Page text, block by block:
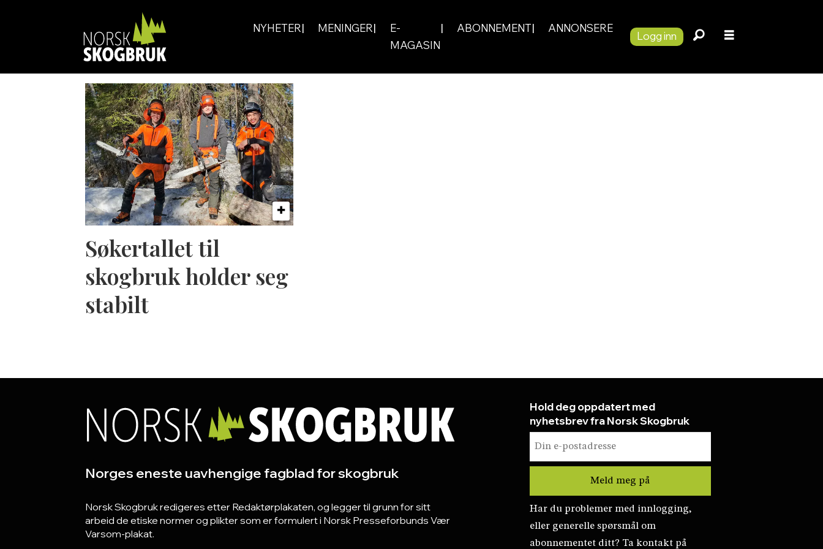
NYHETER MENINGER
E-
MAGASIN
ABONNEMENT ANNONSERE
Logg inn
skogbruk
Søkertallet til
skogbruk holder seg
stabilt
Norges eneste uavhengige fagblad for skogbruk
Norsk Skogbruk redigeres etter Redaktørplakaten, og legger til grunn for sitt
arbeid de etiske normer og plikter som er formulert i Norsk Presseforbunds Vær
Varsom-plakat.
Hold deg oppdatert med
nyhetsbrev fra Norsk Skogbruk
Har du problemer med innlogging,
eller generelle spørsmål om
abonnementet ditt? Ta kontakt på